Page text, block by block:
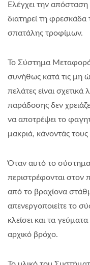
Ελέγχει την
διατηρεί τη
σπατάλης τροφίμων.
Το Σύστημα
συνήθως κατά τις μη
πελάτες είναι
παράδοσης δεν
να αποτρέψει το
μακριά, κάνοντάς
Όταν αυτό το σύστημα
περιστρέφονται στον
από το βραχίονα
απενεργοποιείτε το
κλείσει και τα
αρχικό βρόχο.